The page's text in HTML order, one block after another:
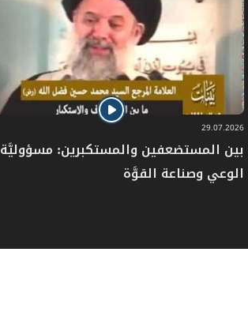
29.07.2026
بين المستضعفين والمستكبرين: مسؤوليَّة
الوعي وصناعة القوَّة